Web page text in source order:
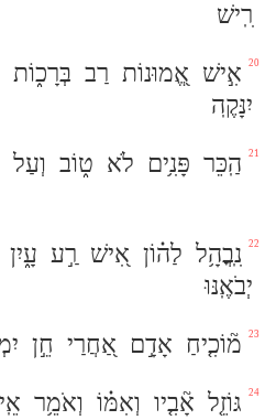
רִֽישׁ
20 אִ֣ישׁ אֱ֭מוּנוֹת רַב בְּרָכ֑וֹת
יִנָּקֶֽה
21 הַֽכֵּר פָּנִ֥ים לֹא ט֑וֹב וְעַל
22 נִֽבֳהָ֥ל לַה֗וֹן אִ֭ישׁ רַ֣ע עָ֑יִן
יְבֹאֶֽנּוּ
23 מ֘וֹכִ֤יחַ אָדָ֣ם אַ֭חֲרַי חֵ֣ן
24 גּוֹזֵ֤ל אָ֘בִ֤יו וְאִמּ֗וֹ וְאֹמֵ֥ר